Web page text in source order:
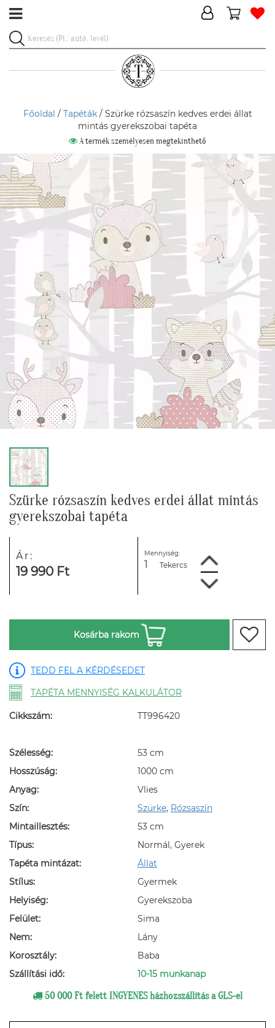
Főoldal / Tapéták/ Szürke rózsaszín kedves erdei állat
mintás gyerekszobai tapéta
A termék személyesen megtekinthető
Szürke rózsaszín kedves erdei állat mintás
gyerekszobai tapéta
Ár:
19 990 Ft
Mennyiség:
Tekercs
Kosárba rakom
TEDD FEL A KÉRDÉSEDET
TAPÉTA MENNYISÉG KALKULÁTOR
Cikkszám: TT996420
Szélesség:
53 cm
Hosszúság:
1000 cm
Anyag:
Vlies
Szín:
Szürke, Rózsaszín
Mintaillesztés:
53 cm
Típus:
Normál, Gyerek
Tapéta mintázat:
Állat
Stílus:
Gyermek
Helyiség:
Gyerekszoba
Felület:
Sima
Nem:
Lány
Korosztály:
Baba
Szállítási idő:
10-15 munkanap
50 000 Ft felett INGYENES házhozszállítás a GLS-el